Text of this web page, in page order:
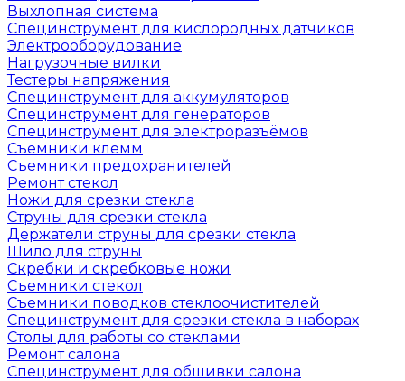
Выхлопная система
Специнструмент для кислородных датчиков
Электрооборудование
Нагрузочные вилки
Тестеры напряжения
Специнструмент для аккумуляторов
Специнструмент для генераторов
Специнструмент для электроразъёмов
Съемники клемм
Съемники предохранителей
Ремонт стекол
Ножи для срезки стекла
Струны для срезки стекла
Держатели струны для срезки стекла
Шило для струны
Скребки и скребковые ножи
Съемники стекол
Съемники поводков стеклоочистителей
Специнструмент для срезки стекла в наборах
Столы для работы со стеклами
Ремонт салона
Специнструмент для обшивки салона